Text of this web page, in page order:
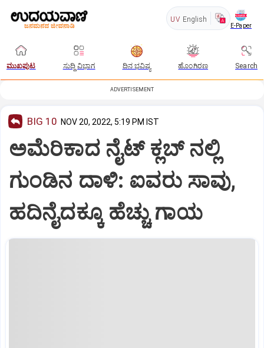
UV English
E-Paper
ಮುಖಪುಟ ಸುದ್ದಿ ವಿಭಾಗ ದಿನ ಭವಿಷ್ಯ ಹೊಂಗಿರಣ Search
ADVERTISEMENT
BIG 10 NOV 20, 2022, 5:19 PM IST
ಅಮೆರಿಕಾದ ನೈಟ್ ಕ್ಲಬ್ ನಲ್ಲಿ
ಗುಂಡಿನ ದಾಳಿ: ಐವರು ಸಾವು,
ಹದಿನೈದಕ್ಕೂ ಹೆಚ್ಚು ಗಾಯ